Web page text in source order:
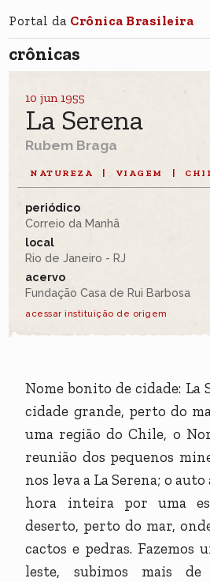
Portal da Crônica Brasileira
crônicas
10 jun 1955
La Serena
Rubem Braga
NATUREZA VIAGEM
periódico
Correio da Manhã
local
Rio de Janeiro - RJ
acervo
Fundação Casa de Rui Barbosa
acessar instituição de origem
Nome bonito de cidade: La
cidade grande, perto do
uma região do Chile, o
reunião dos pequenos
nos leva a La Serena; o
hora inteira por uma
deserto, perto do mar,
cactos e pedras. Fazemos
leste, subimos mais